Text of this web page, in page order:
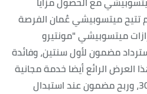
تتيح ميتسوبيشي عُمان الفرصة
ميتسوبيشي "مونتيرو
مضمون لأول سنتين، وفائدة
العرض الرائع أيضا خدمة مجانية
من سنتين أو لمسافة 30,000، وربح مضمون عند استبدال